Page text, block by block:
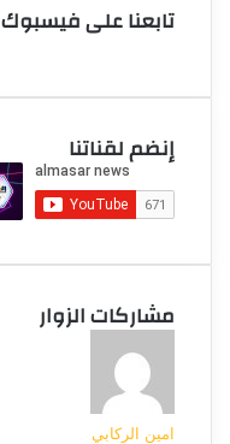
تابعنا على فيسبوك
إنضم لقناتنا
مشاركات الزوار
امين الركابي